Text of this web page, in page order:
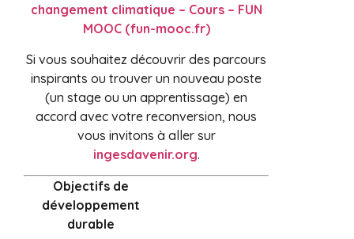
changement climatique – Cours – FUN
MOOC (fun-mooc.fr)
Si vous souhaitez découvrir des parcours
inspirants ou trouver un nouveau poste
(un stage ou un apprentissage) en
accord avec votre reconversion, nous
vous invitons à aller sur
ingesdavenir.org.
Objectifs de
développement
durable